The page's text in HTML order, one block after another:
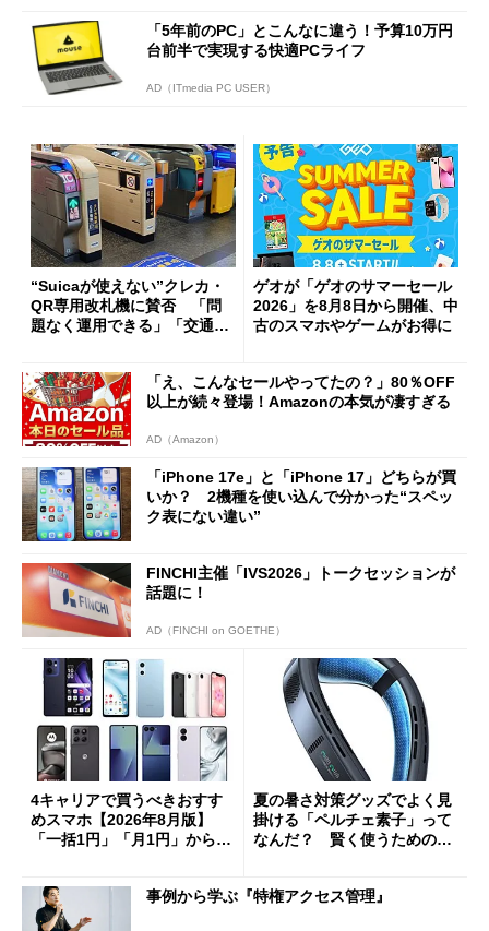
「5年前のPC」とこんなに違う！予算10万円
台前半で実現する快適PCライフ
AD（ITmedia PC USER）
“Suicaが使えない”クレカ・
QR専用改札機に賛否 「問
題なく運用できる」「交通系I
ゲオが「ゲオのサマーセール
2026」を8月8日から開催、中
古のスマホやゲームがお得に
「え、こんなセールやってたの？」80％OFF
以上が続々登場！Amazonの本気が凄すぎる
AD（Amazon）
「iPhone 17e」と「iPhone 17」どちらが買
いか？ 2機種を使い込んで分かった“スペッ
ク表にない違い”
FINCHI主催「IVS2026」トークセッションが
話題に！
AD（FINCHI on GOETHE）
4キャリアで買うべきおすす
めスマホ【2026年8月版】
「一括1円」「月1円」からお
夏の暑さ対策グッズでよく見
掛ける「ペルチェ素子」って
なんだ？ 賢く使うための注
事例から学ぶ『特権アクセス管理』